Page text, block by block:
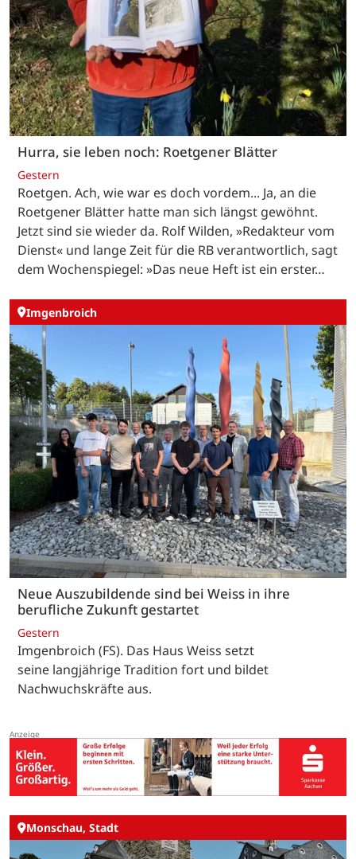
Hurra, sie leben noch: Roetgener Blätter
Gestern
Roetgen. Ach, wie war es doch vordem... Ja, an die
Roetgener Blätter hatte man sich längst gewöhnt.
Jetzt sind sie wieder da. Rolf Wilden, »Redakteur vom
Dienst« und lange Zeit für die RB verantwortlich, sagt
dem Wochenspiegel: »Das neue Heft ist ein erster…
Imgenbroich
Neue Auszubildende sind bei Weiss in ihre
berufliche Zukunft gestartet
Gestern
Imgenbroich (FS). Das Haus Weiss setzt
seine langjährige Tradition fort und bildet
Nachwuchskräfte aus.
Monschau, Stadt